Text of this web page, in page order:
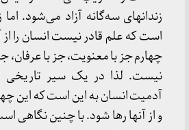
زندانهای سه‌گانه آزاد می‌شود. اما
است که علم قادر نیست انسان را
چهارم جز با معنویت، جز با عرفان،
نیست. لذا در یک سیر تاریخی
آدمیت انسان به این است که این
و از آنها رها شود. با چنین نگاهی